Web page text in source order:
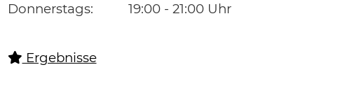
Donnerstags: 19:00 - 21:00 Uhr
Ergebnisse